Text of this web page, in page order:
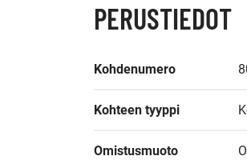
PERUSTIEDOT
Kohdenumero
Kohteen tyyppi
Omistusmuoto